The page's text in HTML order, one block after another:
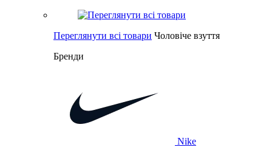
Переглянути всі товари Чоловіче взуття
Бренди
Nike